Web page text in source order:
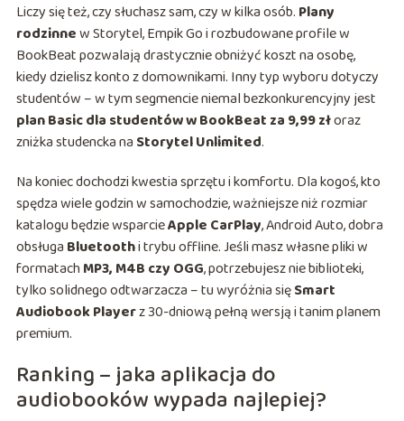
Liczy się też, czy słuchasz sam, czy w kilka osób. Plany
rodzinnew Storytel, Empik Go i rozbudowane profile w
BookBeat pozwalają drastycznie obniżyć koszt na osobę,
kiedy dzielisz konto z domownikami. Inny typ wyboru dotyczy
studentów – w tym segmencie niemal bezkonkurencyjny jest
plan Basic dla studentów w BookBeat za 9,99 złoraz
zniżka studencka na Storytel Unlimited.
Na koniec dochodzi kwestia sprzętu i komfortu. Dla kogoś, kto
spędza wiele godzin w samochodzie, ważniejsze niż rozmiar
katalogu będzie wsparcieApple CarPlay, Android Auto, dobra
obsługa Bluetoothi trybu offline. Jeśli masz własne pliki w
formatachMP3, M4B czy OGG, potrzebujesz nie biblioteki,
tylko solidnego odtwarzacza – tu wyróżnia sięSmart
Audiobook Playerz 30-dniową pełną wersją i tanim planem
premium.
Ranking – jaka aplikacja do
audiobooków wypada najlepiej?